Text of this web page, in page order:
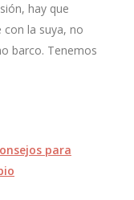
hay que
con la suya, no
barco. Tenemos
para